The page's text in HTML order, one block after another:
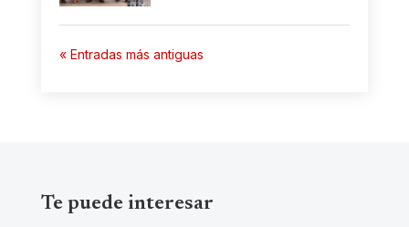
« Entradas más antiguas
Te puede interesar